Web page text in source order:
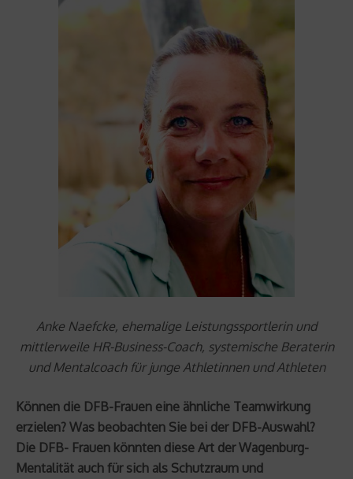
Anke Naefcke, ehemalige Leistungssportlerin und
mittlerweile HR-Business-Coach, systemische Beraterin
und Mentalcoach für junge Athletinnen und Athleten
Können die DFB-Frauen eine ähnliche Teamwirkung
erzielen? Was beobachten Sie bei der DFB-Auswahl?
Die DFB- Frauen könnten diese Art der Wagenburg-
Mentalität auch für sich als Schutzraum und